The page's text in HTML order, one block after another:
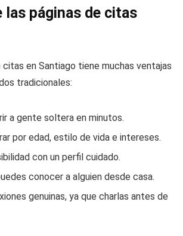
las páginas de citas
citas en Santiago tiene muchas ventajas
tradicionales:
a gente soltera en minutos.
por edad, estilo de vida e intereses.
con un perfil cuidado.
conocer a alguien desde casa.
genuinas, ya que charlas antes de